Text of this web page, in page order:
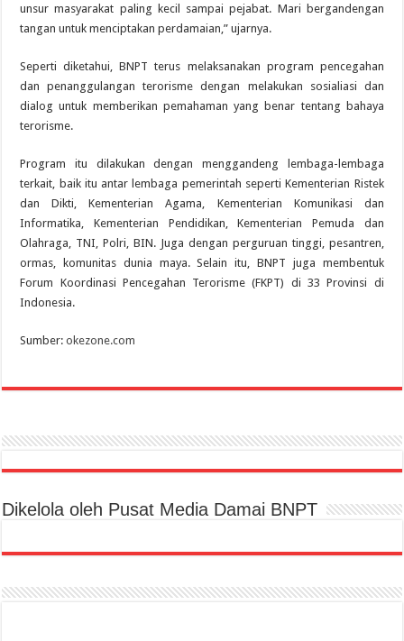
unsur masyarakat paling kecil sampai pejabat. Mari bergandengan
tangan untuk menciptakan perdamaian,” ujarnya.
Seperti diketahui, BNPT terus melaksanakan program pencegahan
dan penanggulangan terorisme dengan melakukan sosialiasi dan
dialog untuk memberikan pemahaman yang benar tentang bahaya
terorisme.
Program itu dilakukan dengan menggandeng lembaga-lembaga
terkait, baik itu antar lembaga pemerintah seperti Kementerian Ristek
dan Dikti, Kementerian Agama, Kementerian Komunikasi dan
Informatika, Kementerian Pendidikan, Kementerian Pemuda dan
Olahraga, TNI, Polri, BIN. Juga dengan perguruan tinggi, pesantren,
ormas, komunitas dunia maya. Selain itu, BNPT juga membentuk
Forum Koordinasi Pencegahan Terorisme (FKPT) di 33 Provinsi di
Indonesia.
Sumber:okezone.com
Dikelola oleh Pusat Media Damai BNPT